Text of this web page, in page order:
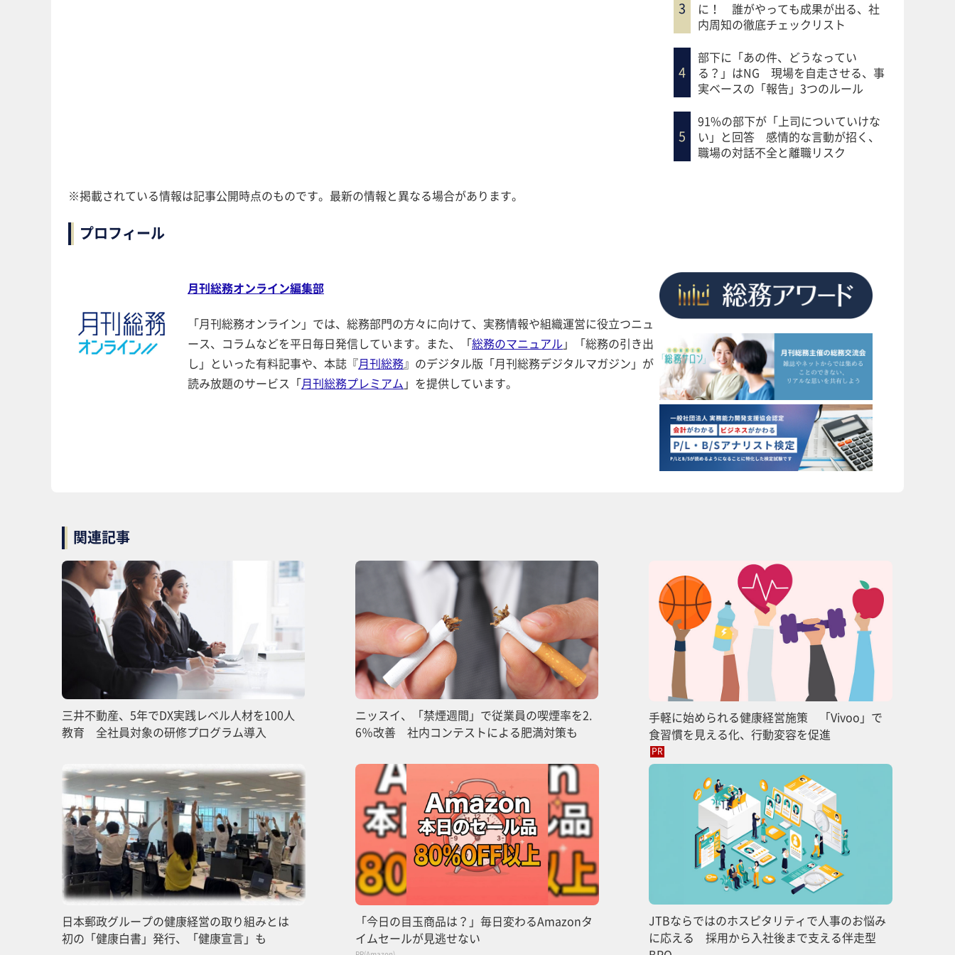
に！ 誰がやっても成果が出る、社
内周知の徹底チェックリスト
部下に「あの件、どうなってい
る？」はNG 現場を自走させる、事
実ベースの「報告」3つのルール
91%の部下が「上司についていけな
い」と回答 感情的な言動が招く、
職場の対話不全と離職リスク
※掲載されている情報は記事公開時点のものです。最新の情報と異なる場合があります。
プロフィール
月刊総務オンライン編集部
「月刊総務オンライン」では、総務部門の方々に向けて、実務情報や組織運営に役立つニュ
ース、コラムなどを平日毎日発信しています。また、「総務のマニュアル 」「総務の引き出
し」といった有料記事や、本誌『月刊総務』のデジタル版「月刊総務デジタルマガジン」が
読み放題のサービス「月刊総務プレミアム 」を提供しています。
関連記事
三井不動産、5年でDX実践レベル人材を100人
教育 全社員対象の研修プログラム導入
ニッスイ、「禁煙週間」で従業員の喫煙率を2.
6％改善 社内コンテストによる肥満対策も
手軽に始められる健康経営施策 「Vivoo」で
食習慣を見える化、行動変容を促進
PR
日本郵政グループの健康経営の取り組みとは
初の「健康白書」発行、「健康宣言」も
「今日の目玉商品は？」毎日変わるAmazonタ
イムセールが見逃せない
JTBならではのホスピタリティで人事のお悩み
に応える 採用から入社後まで支える伴走型